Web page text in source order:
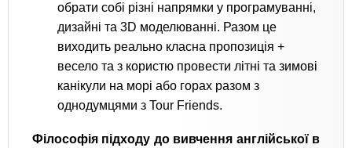
обрати собі різні напрямки у програмуванні,
дизайні та 3D моделюванні. Разом це
виходить реально класна пропозиція +
весело та з користю провести літні та зимові
канікули на морі або горах разом з
однодумцями з Tour Friends.
Філософія підходу до вивчення англійської в